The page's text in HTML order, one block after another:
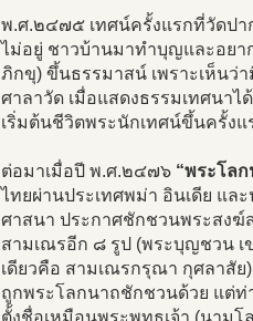
พ.ศ.๒๔๗๕ เทศน์ครั้งแรกที่วัดปา
ไม่อยู่ ชาวบ้านมาทำบุญและอย
ภิกขุ) ขึ้นธรรมาสน์ เพราะเห็นว่
ศาลาวัด เมื่อแสดงธรรมเทศนา
เริ่มต้นชีวิตพระนักเทศน์ขึ้นครั้ง
ต่อมาเมื่อปี พ.ศ.๒๔๗๖ “พระโล
ไทยผ่านประเทศพม่า อินเดีย แล
ศาสนา ประกาศชักชวนพระสงฆ์
สามเณรอีก ๘ รูป (พระบุญชวน เ
เดียวคือ สามเณรกรุณา กุศลาสั
ถูกพระโลกนาถชักชวนด้วย แต่ท่
ตั้งชื่อเหมือนพระพุทธเจ้า (นาม